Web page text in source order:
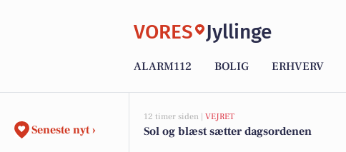
VORES Jyllinge
ALARM112 BOLIG ERHVERV
Seneste nyt ›
12 timer siden | VEJRET
Sol og blæst sætter dagsordenen